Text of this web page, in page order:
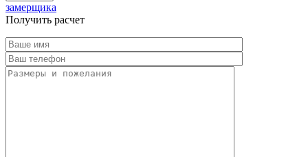
замерщика
Получить расчет